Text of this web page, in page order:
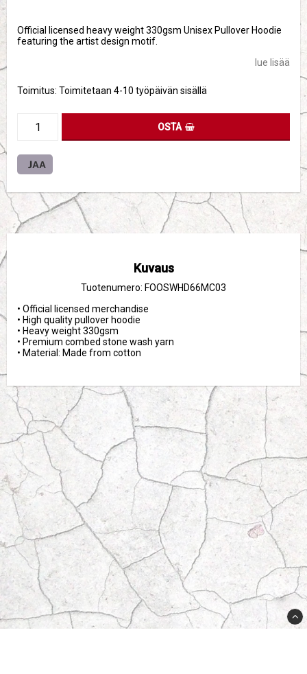
Official licensed heavy weight 330gsm Unisex Pullover Hoodie
featuring the artist design motif.
lue lisää
Toimitus: Toimitetaan 4-10 työpäivän sisällä
OSTA
JAA
Kuvaus
Tuotenumero: FOOSWHD66MC03
• Official licensed merchandise
• High quality pullover hoodie
• Heavy weight 330gsm
• Premium combed stone wash yarn
• Material: Made from cotton